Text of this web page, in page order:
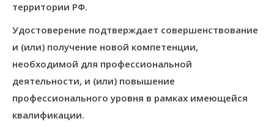
территории РФ.
Удостоверение подтверждает совершенствование
и (или) получение новой компетенции,
необходимой для профессиональной
деятельности, и (или) повышение
профессионального уровня в рамках имеющейся
квалификации.